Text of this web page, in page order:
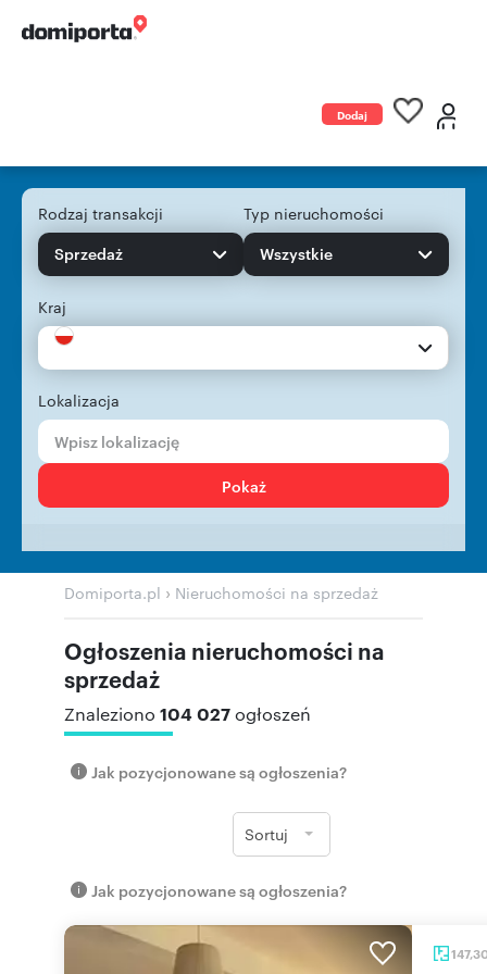
Dodaj
Rodzaj transakcji
Sprzedaż
Typ nieruchomości
Wszystkie
Kraj
Lokalizacja
Pokaż
Domiporta.pl › Nieruchomości na sprzedaż
Ogłoszenia nieruchomości na
sprzedaż
Znaleziono 104 027ogłoszeń
Jak pozycjonowane są ogłoszenia?
Sortuj
Jak pozycjonowane są ogłoszenia?